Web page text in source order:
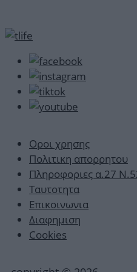
Οροι χρησης
Πολιτικη απορρητου
Πληροφοριες α.27
Ταυτοτητα
Επικοινωνια
Διαφημιση
Cookies